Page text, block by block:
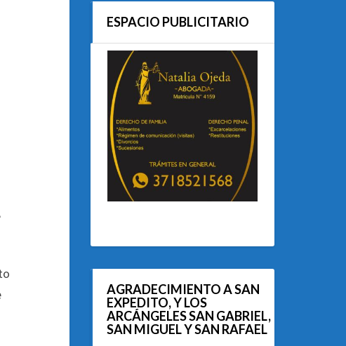
ESPACIO PUBLICITARIO
AGRADECIMIENTO A SAN
EXPEDITO, Y LOS
ARCÁNGELES SAN GABRIEL,
SAN MIGUEL Y SAN RAFAEL